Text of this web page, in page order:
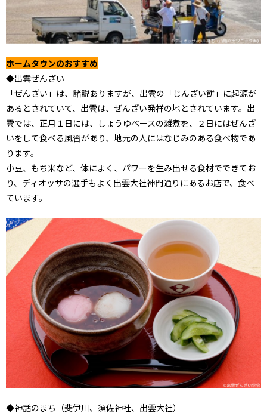
ホームタウンのおすすめ
◆出雲ぜんざい
「ぜんざい」は、諸説ありますが、出雲の「じんざい餅」に起源が
あるとされていて、出雲は、ぜんざい発祥の地とされています。出
雲では、正月１日には、しょうゆベースの雑煮を、２日にはぜんざ
いをして食べる風習があり、地元の人にはなじみのある食べ物であ
ります。
小豆、もち米など、体によく、パワーを生み出せる食材でできてお
り、ディオッサの選手もよく出雲大社神門通りにあるお店で、食べ
ています。
◆神話のまち（斐伊川、須佐神社、出雲大社）